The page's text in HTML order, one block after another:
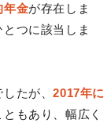
年金が存在しま
つに該当しま
したが、2017年に
ともあり、幅広く